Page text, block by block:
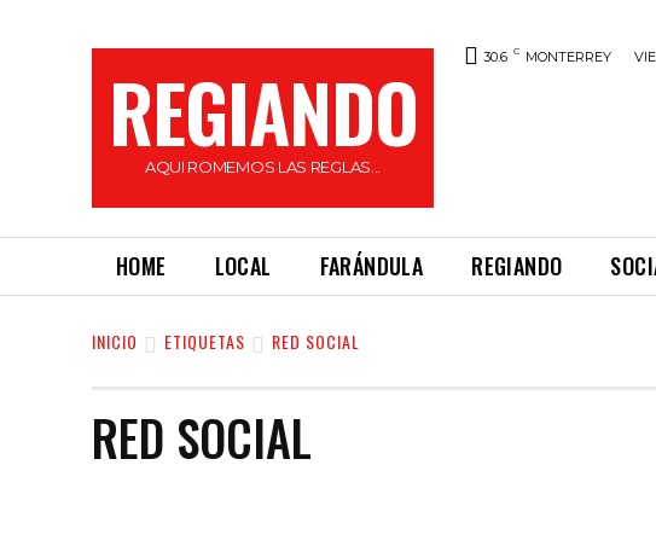
REGIANDO
AQUI ROMEMOS LAS REGLAS...
30.6 C MONTERREY
HOME LOCAL FARÁNDULA REGIANDO
INICIO ETIQUETAS RED SOCIAL
RED SOCIAL